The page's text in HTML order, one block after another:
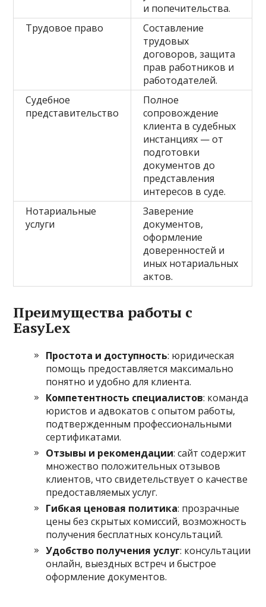
и попечительства.
Трудовое право
Составление
трудовых
договоров, защита
прав работников и
работодателей.
Судебное
представительство
Полное
сопровождение
клиента в судебных
инстанциях — от
подготовки
документов до
представления
интересов в суде.
Нотариальные
услуги
Заверение
документов,
оформление
доверенностей и
иных нотариальных
актов.
Преимущества работы с
EasyLex
Простота и доступность: юридическая
помощь предоставляется максимально
понятно и удобно для клиента.
Компетентность специалистов: команда
юристов и адвокатов с опытом работы,
подтвержденным профессиональными
сертификатами.
Отзывы и рекомендации: сайт содержит
множество положительных отзывов
клиентов, что свидетельствует о качестве
предоставляемых услуг.
Гибкая ценовая политика: прозрачные
цены без скрытых комиссий, возможность
получения бесплатных консультаций.
Удобство получения услуг: консультации
онлайн, выездных встреч и быстрое
оформление документов.